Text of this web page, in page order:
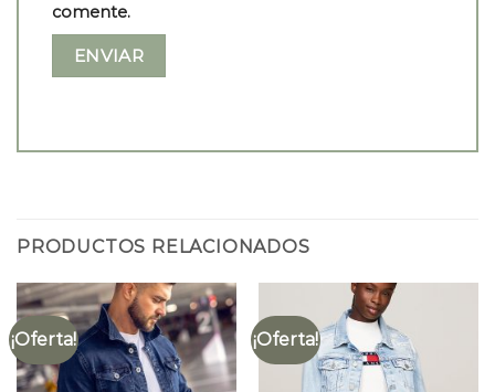
comente.
PRODUCTOS RELACIONADOS
¡Oferta! ¡Oferta!